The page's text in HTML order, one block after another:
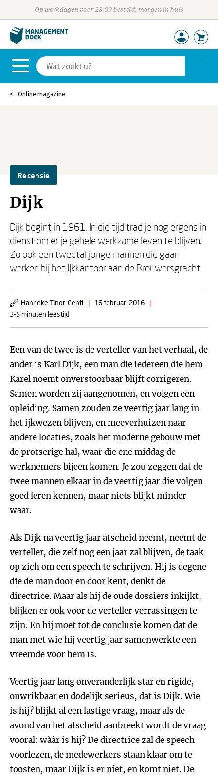
Op werkdagen voor 23:00 besteld, morgen in huis
Online magazine
Recensie
Dijk
Dijk begint in 1961. In die tijd trad je nog ergens in
dienst om er je gehele werkzame leven te blijven.
Zo ook een tweetal jonge mannen die gaan
werken bij het IJkkantoor aan de Brouwersgracht.
Hanneke Tinor-Centi | 16 februari 2016
|
3-5 minuten leestijd
Een van de twee is de verteller van het verhaal, de
ander is KarlDijk, een man die iedereen die hem
Karel noemt onverstoorbaar blijft corrigeren.
Samen worden zij aangenomen, en volgen een
opleiding. Samen zouden ze veertig jaar lang in
het ijkwezen blijven, en meeverhuizen naar
andere locaties, zoals het moderne gebouw met
de protserige hal, waar die ene middag de
werknemers bijeen komen. Je zou zeggen dat de
twee mannen elkaar in de veertig jaar die volgen
goed leren kennen, maar niets blijkt minder
waar.
Als Dijk na veertig jaar afscheid neemt, neemt de
verteller, die zelf nog een jaar zal blijven, de taak
op zich om een speech te schrijven. Hij is degene
die de man door en door kent, denkt de
directrice. Maar als hij de oude dossiers inkijkt,
blijken er ook voor de verteller verrassingen te
zijn. En hij moet tot de conclusie komen dat de
man met wie hij veertig jaar samenwerkte een
vreemde voor hem is.
Veertig jaar lang onveranderlijk star en rigide,
onwrikbaar en dodelijk serieus, dat is Dijk. Wie
is hij? blijkt al een lastige vraag, maar als de
avond van het afscheid aanbreekt wordt de vraag
vooral: wààr is hij? De directrice zal de speech
voorlezen, de medewerkers staan klaar om te
toosten, maar Dijk is er niet, en komt niet. De